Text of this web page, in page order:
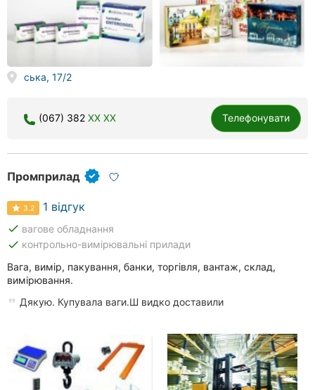
Хмельницький
Вінниця
Житомир
Київ
Запоріжжя
Львів
Кривий
ська, 17/2
(067) 382 XX XX Телефонувати
Промприлад
3.2 1 відгук
done вагове обладнання
done контрольно-вимірювальні прилади
Вага, вимір, пакування, банки, торгівля, вантаж, склад,
вимірювання.
Дякую. Купувала ваги.Ш видко доставили